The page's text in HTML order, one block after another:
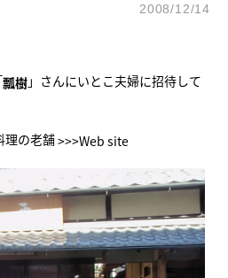
2008/12/14
瓢樹」さんにいとこ夫婦に招待して
理の老舗>>>Web site